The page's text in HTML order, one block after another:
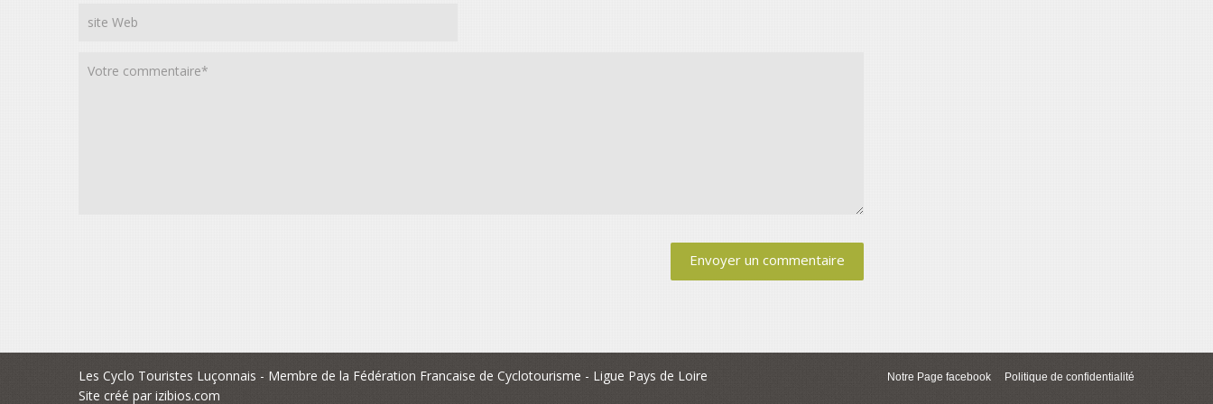
Les Cyclo Touristes Luçonnais - Membre de la Fédération Francaise de Cyclotourisme - Ligue Pays de Loire
Site créé par izibios.com
Notre Page facebook Politique de confidentialité